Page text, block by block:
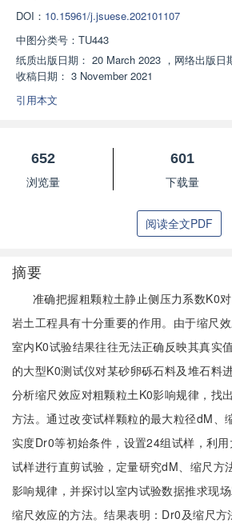
DOI： 10.15961/j.jsuese.202101107
中图分类号： TU443
纸质出版日期： 20 March 2023 ， 网络出版日
收稿日期： 3 November 2021
引用本文
652
浏览量
601
下载量
阅读全文PDF
摘要
准确把握粗颗粒土静止侧压力系数K0
岩土工程具有十分重要的作用。由于缩尺
室内K0试验结果往往无法正确反映其真实
的大型K0测试仪对某砂卵砾石料及堆石料
分析缩尺效应对粗颗粒土K0影响规律，找
方法。通过改变试样颗粒的最大粒径dM、
实度Dr0等初始条件，设置24组试样，利
试样进行直剪试验，定量研究dM、缩尺方
影响规律，并探讨以室内试验数据推求现
缩尺效应的方法。结果表明：Dr0及缩尺